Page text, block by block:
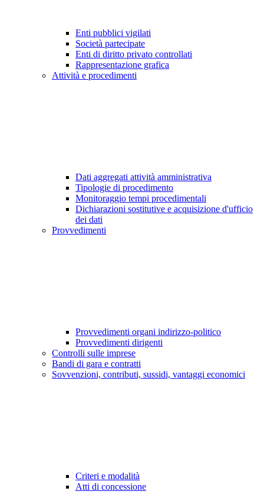
Enti pubblici vigilati
Società partecipate
Enti di diritto privato controllati
Rappresentazione grafica
Attività e procedimenti
Dati aggregati attività amministrativa
Tipologie di procedimento
Monitoraggio tempi procedimentali
Dichiarazioni sostitutive e acquisizione d'ufficio
dei dati
Provvedimenti
Provvedimenti organi indirizzo-politico
Provvedimenti dirigenti
Controlli sulle imprese
Bandi di gara e contratti
Sovvenzioni, contributi, sussidi, vantaggi economici
Criteri e modalità
Atti di concessione